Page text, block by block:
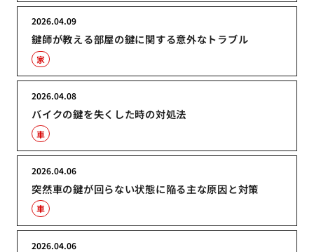
鍵師が教える部屋の鍵に関する意外なトラブル
2026.04.09
家
バイクの鍵を失くした時の対処法
2026.04.08
車
突然車の鍵が回らない状態に陥る主な原因と対策
2026.04.06
車
2026.04.06